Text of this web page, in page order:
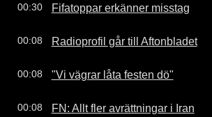
00:30 Fifatoppar erkänner misstag
00:08 Radioprofil går till Aftonbladet
00:08 "Vi vägrar låta festen dö"
00:08 FN: Allt fler avrättningar i Iran